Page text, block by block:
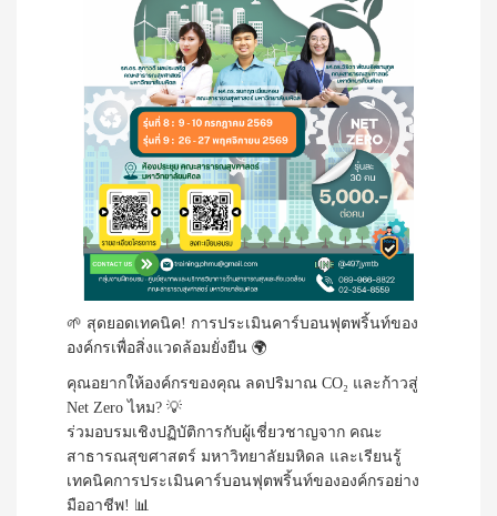
🌱 สุดยอดเทคนิค! การประเมินคาร์บอนฟุตพริ้นท์ของ
องค์กรเพื่อสิ่งแวดล้อมยั่งยืน 🌍
คุณอยากให้องค์กรของคุณ ลดปริมาณ CO₂ และก้าวสู่
Net Zero ไหม? 💡
ร่วมอบรมเชิงปฏิบัติการกับผู้เชี่ยวชาญจาก คณะ
สาธารณสุขศาสตร์ มหาวิทยาลัยมหิดล และเรียนรู้
เทคนิคการประเมินคาร์บอนฟุตพริ้นท์ขององค์กรอย่าง
มืออาชีพ! 📊